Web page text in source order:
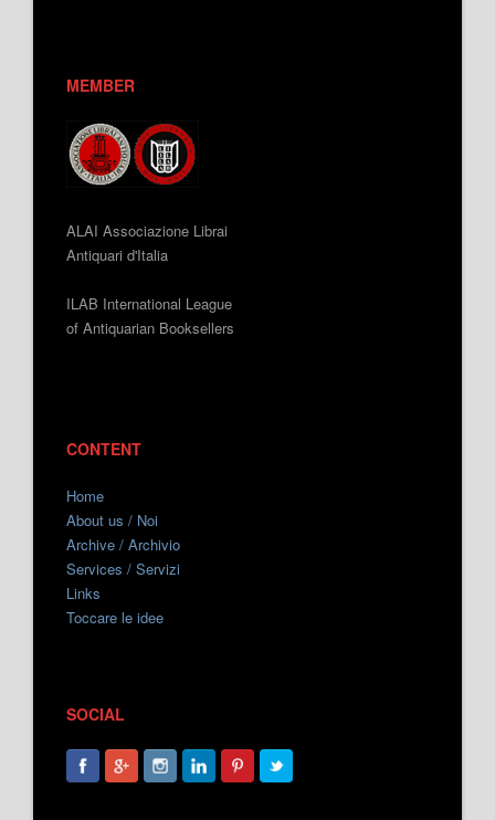
MEMBER
ALAI Associazione Librai
Antiquari d'Italia
ILAB International League
of Antiquarian Booksellers
CONTENT
Home
About us / Noi
Archive / Archivio
Services / Servizi
Links
Toccare le idee
SOCIAL